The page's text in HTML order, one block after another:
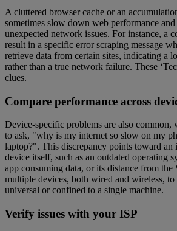
A cluttered browser cache or an
sometimes slow down web performance
unexpected network issues. For instance, a
result in a specific error scraping message
retrieve data from certain sites, indicating a
rather than a true network failure. These
clues.
Compare performance across
Device-specific problems are also common,
to ask, "why is my internet so slow on my
laptop?". This discrepancy points toward an
device itself, such as an outdated operating
app consuming data, or its distance from the
multiple devices, both wired and wireless,
universal or confined to a single machine.
Verify issues with your ISP